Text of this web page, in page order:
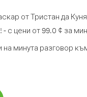
от Тристан да
с цени от 99.0 ¢ за
на минута разговор